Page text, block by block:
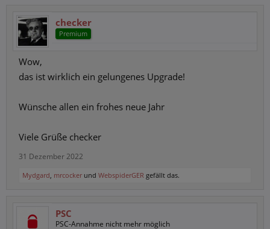
checker
Premium
Wow,
das ist wirklich ein gelungenes Upgrade!
Wünsche allen ein frohes neue Jahr
Viele Grüße checker
31 Dezember 2022
Mydgard, mrcocker und WebspiderGER gefällt das.
PSC
PSC-Annahme nicht mehr möglich